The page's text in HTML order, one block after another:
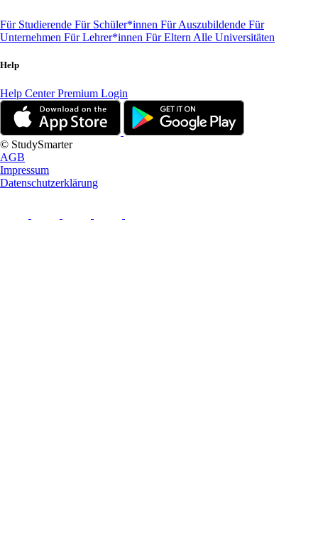
Für Studierende Für Schüler*innen Für Auszubildende Für
Unternehmen Für Lehrer*innen Für Eltern Alle Universitäten
Help
Help CenterPremium Login
© StudySmarter
AGB
Impressum
Datenschutzerklärung